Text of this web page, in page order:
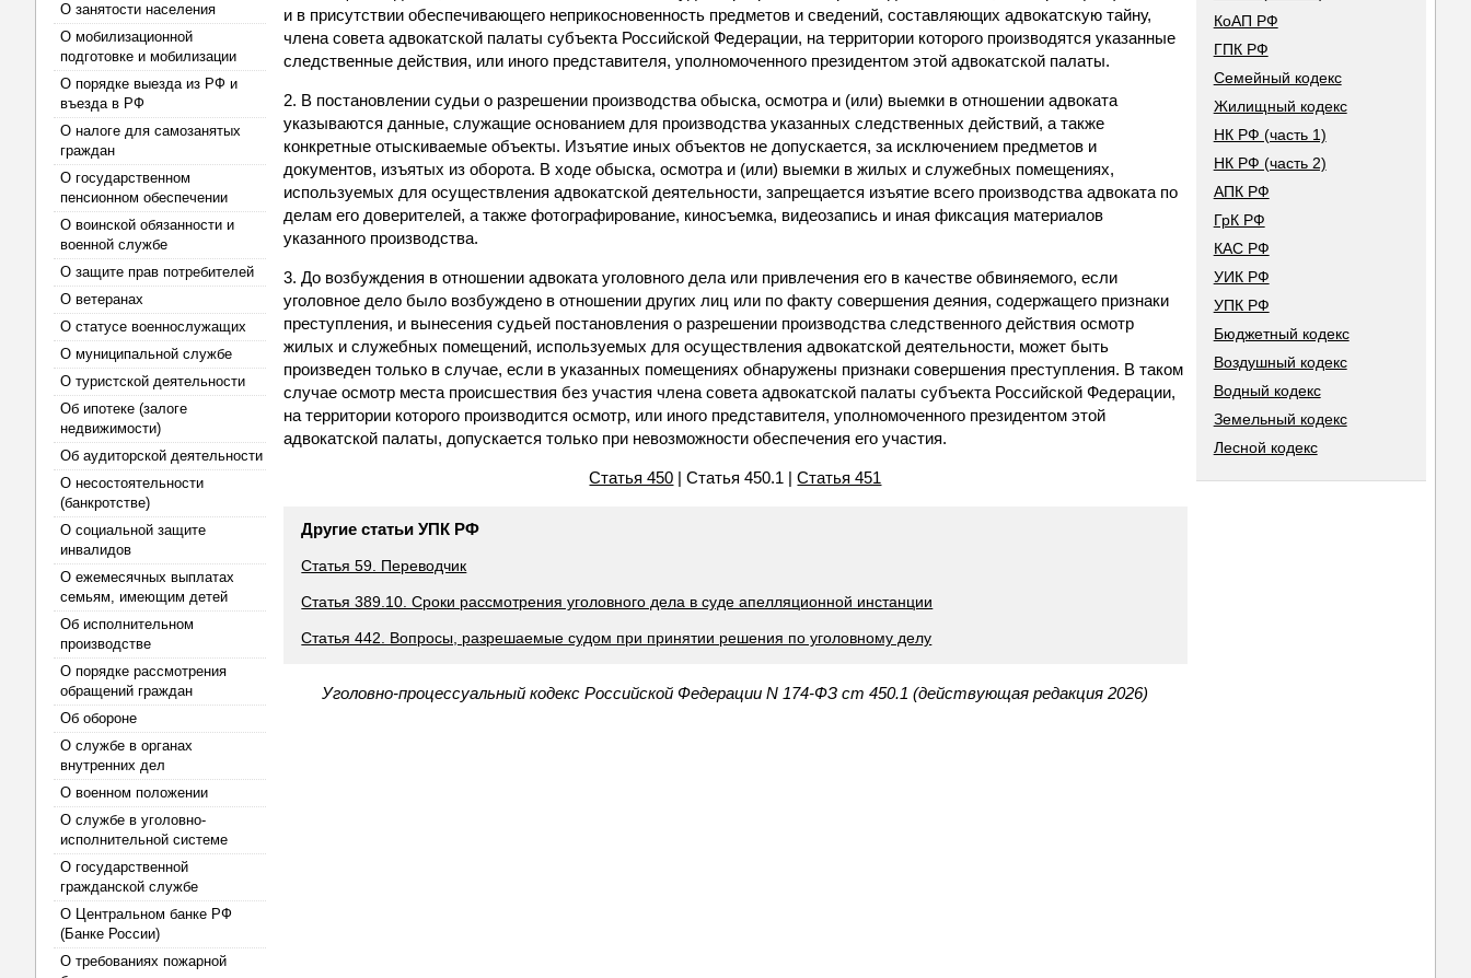
О занятости населения
О мобилизационной
подготовке и мобилизации
О порядке выезда из РФ и
въезда в РФ
О налоге для самозанятых
граждан
О государственном
пенсионном обеспечении
О воинской обязанности и
военной службе
О защите прав потребителей
О ветеранах
О статусе военнослужащих
О муниципальной службе
О туристской деятельности
Об ипотеке (залоге
недвижимости)
Об аудиторской деятельности
О несостоятельности
(банкротстве)
О социальной защите
инвалидов
О ежемесячных выплатах
семьям, имеющим детей
Об исполнительном
производстве
О порядке рассмотрения
обращений граждан
Об обороне
О службе в органах
внутренних дел
О военном положении
О службе в уголовно-
исполнительной системе
О государственной
гражданской службе
О Центральном банке РФ
(Банке России)
О требованиях пожарной
и в присутствии обеспечивающего неприкосновенность предметов и сведений, составляющих адвокатскую тайну,
члена совета адвокатской палаты субъекта Российской Федерации, на территории которого производятся указанные
следственные действия, или иного представителя, уполномоченного президентом этой адвокатской палаты.
2. В постановлении судьи о разрешении производства обыска, осмотра и (или) выемки в отношении адвоката
указываются данные, служащие основанием для производства указанных следственных действий, а также
конкретные отыскиваемые объекты. Изъятие иных объектов не допускается, за исключением предметов и
документов, изъятых из оборота. В ходе обыска, осмотра и (или) выемки в жилых и служебных помещениях,
используемых для осуществления адвокатской деятельности, запрещается изъятие всего производства адвоката по
делам его доверителей, а также фотографирование, киносъемка, видеозапись и иная фиксация материалов
указанного производства.
3. До возбуждения в отношении адвоката уголовного дела или привлечения его в качестве обвиняемого, если
уголовное дело было возбуждено в отношении других лиц или по факту совершения деяния, содержащего признаки
преступления, и вынесения судьей постановления о разрешении производства следственного действия осмотр
жилых и служебных помещений, используемых для осуществления адвокатской деятельности, может быть
произведен только в случае, если в указанных помещениях обнаружены признаки совершения преступления. В таком
случае осмотр места происшествия без участия члена совета адвокатской палаты субъекта Российской Федерации,
на территории которого производится осмотр, или иного представителя, уполномоченного президентом этой
адвокатской палаты, допускается только при невозможности обеспечения его участия.
Статья 450 | Статья 450.1 |Статья 451
Другие статьи УПК РФ
Статья 59. Переводчик
Статья 389.10. Сроки рассмотрения уголовного дела в суде апелляционной инстанции
Статья 442. Вопросы, разрешаемые судом при принятии решения по уголовному делу
Уголовно-процессуальный кодекс Российской Федерации N 174-ФЗ ст 450.1 (действующая редакция 2026)
КоАП РФ
ГПК РФ
Семейный кодекс
Жилищный кодекс
НК РФ (часть 1)
НК РФ (часть 2)
АПК РФ
ГрК РФ
КАС РФ
УИК РФ
УПК РФ
Бюджетный кодекс
Воздушный кодекс
Водный кодекс
Земельный кодекс
Лесной кодекс